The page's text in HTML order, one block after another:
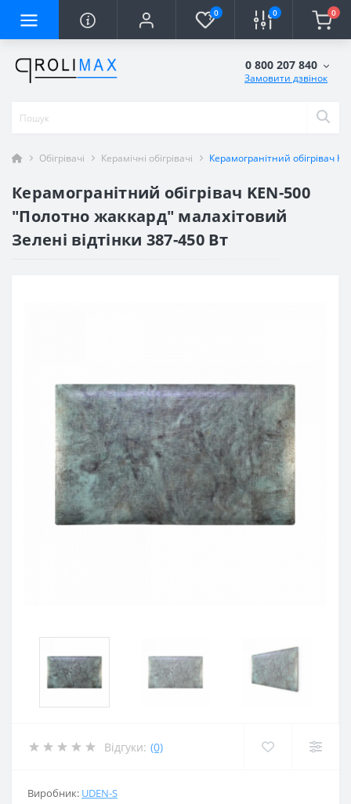
0 0 0
0 800 207 840
Замовити дзвінок
Обігрівачі Керамічні обігрівачі Керамогранітний обігрівач
Керамогранітний обігрівач KEN-500
"Полотно жаккард" малахітовий
Зелені відтінки 387-450 Вт
Відгуки: (0)
Виробник: UDEN-S